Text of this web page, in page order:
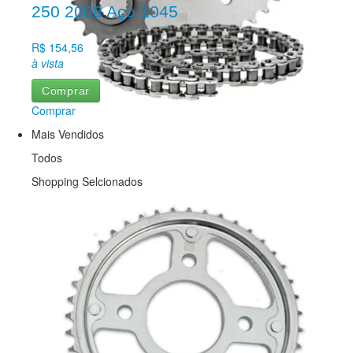
Aro 10
Aro 12
Aro 13
Aro 14
Aro 16
Aro 17
Aro 18
Aro 21
Vestuário
Bonés e Toucas
Camisas
Capas de chuva
Colete Motoboy Refletivo
Jaquetas
Luvas
Meias
Polaina
Pernitos
250 2008 Aço 1045
R$ 154,56
à vista
Comprar
Comprar
Mais Vendidos
Todos
Shopping Selcionados